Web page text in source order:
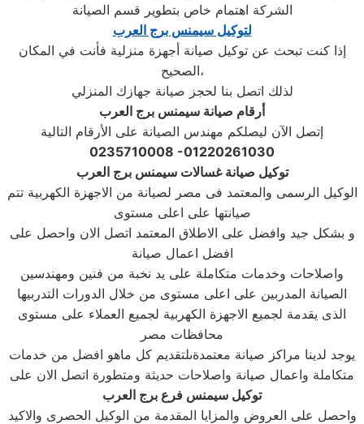
الشركة اهتمام خاص بتطوير قسم الصيانة
لتوكيل سيمنس برج العرب
إذا كنت تبحث عن توكيل صيانة أجهزة منزلية فأنت في المكان
الصحيح،
لذلك اتصل بنا لحجز صيانة جهازك المنزلي
أرقام صيانة سيمنس برج العرب
إتصل الآن ليصلكم مهندس الصيانة على الأرقام التالية
0235710008 -01220261030
توكيل صيانة غسالات سيمنس برج العرب
الوكيل الرسمى والمعتمد فى مصر لصيانة من الاجهزة الكهربية تتم
صيانتها على اعلى مستوى
و بشكل جيد وافضل على الاطلاق المعتمد اتصل الان واحصل على
افضل اعمال صيانة
واصلاحات وخدمات متكاملة على يد نخبة من فنين ومهندسين
الصيانة المدربين على اعلى مستوى من خلال الدورات التدربيها
الذى يقدمة لجميع الاجهزة الكهربية لجميع العملاء على مستوى
محافظات مصر
يوجد لدينا مراكز صيانة معتمدةىلتقديم كل ماهو افضل من خدمات
متكاملة واعمال صيانة واصلاحات حديثة ومتطورة اتصل الان على
توكيل سيمنس فرع برج العرب
واحصل على العروض والمزايا المقدمة من الوكيل الحصرى والاكيد